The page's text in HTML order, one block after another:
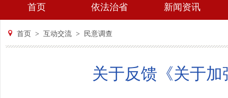
首页 依法治省 新闻资讯
首页 > 互动交流 > 民意调查
关于反馈《关于